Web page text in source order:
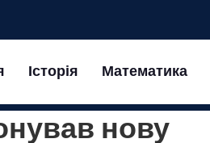
Історія Математика
нову